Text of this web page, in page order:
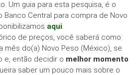
Um guia para esta pesquisa, é o
Banco Central para compra de Novo
aqui.
de preços, você saberá como
mês do(a) Novo Peso (México), se
e, então decidir o melhor momento
saber um pouco mais sobre o